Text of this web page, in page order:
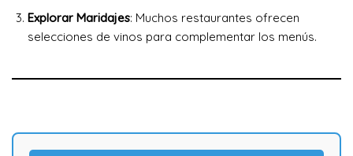
Explorar Maridajes: Muchos restaurantes ofrecen
selecciones de vinos para complementar los menús.